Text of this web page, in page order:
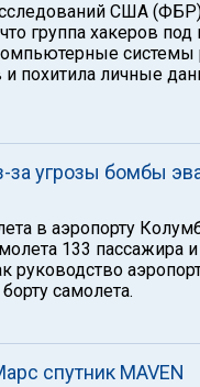
США
группа хакеров
системы
и похитила личные
за угрозы бомбы
в аэропорту
133 пассажира
руководство
самолета.
спутник MAVEN